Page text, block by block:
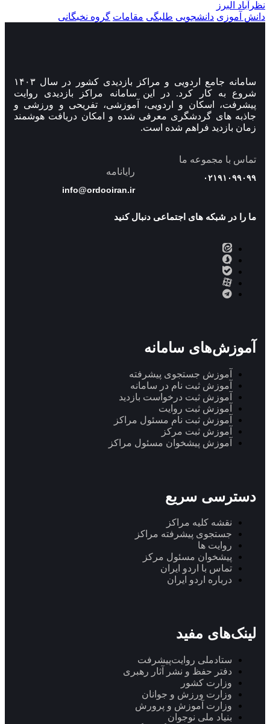
نظرآباد البرز
دانش آموزی دانشجویی طلبگی مقامات گروه نخبگانی
سامانه جامع اردویی و مراکز بازدیدی کشور در سال ۱۴۰۳
شروع به کار کرد. در این سامانه مراکز بازدیدی روایت
پیشرفت، اسکان و اردویی، آموزشی، تفریحی و ورزشی و
جاذبه های گردشگری معرفی شده و امکان دریافت هوشمند
زمان بازدید فراهم شده است.
تماس با مجموعه ما
۰۲۱۹۱۰۹۹۰۹۹
رایانامه
info@ordooiran.ir
ما را در شبکه های اجتماعی دنبال کنید
آموزش‌های سامانه
آموزش جستجوی پیشرفته
آموزش ثبت نام در سامانه
آموزش ثبت درخواست بازدید
آموزش ثبت روایت
آموزش ثبت نام مسئول مراکز
آموزش ثبت مرکز
آموزش پیشخوان مسئول مراکز
دسترسی سریع
نقشه کلیه مراکز
جستجوی پیشرفته مراکز
روایت ها
پیشخوان مسئول مرکز
تماس با اردو ایران
درباره اردو ایران
لینک‌های مفید
ستاد‌ملی روایت‌پیشرفت
دفتر حفظ و نشر آثار رهبری
وزارت کشور
وزارت ورزش و جوانان
وزارت آموزش و پرورش
بنیاد ملی نوجوان